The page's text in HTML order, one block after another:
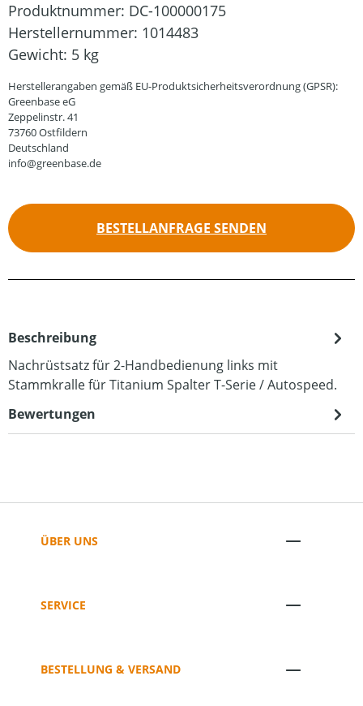
Produktnummer: DC-100000175
Herstellernummer: 1014483
Gewicht: 5 kg
Herstellerangaben gemäß EU-Produktsicherheitsverordnung (GPSR):
Greenbase eG
Zeppelinstr. 41
73760 Ostfildern
Deutschland
info@greenbase.de
BESTELLANFRAGE SENDEN
Beschreibung
Nachrüstsatz für 2-Handbedienung links mit
Stammkralle für Titanium Spalter T-Serie / Autospeed.
Bewertungen
ÜBER UNS
SERVICE
BESTELLUNG & VERSAND